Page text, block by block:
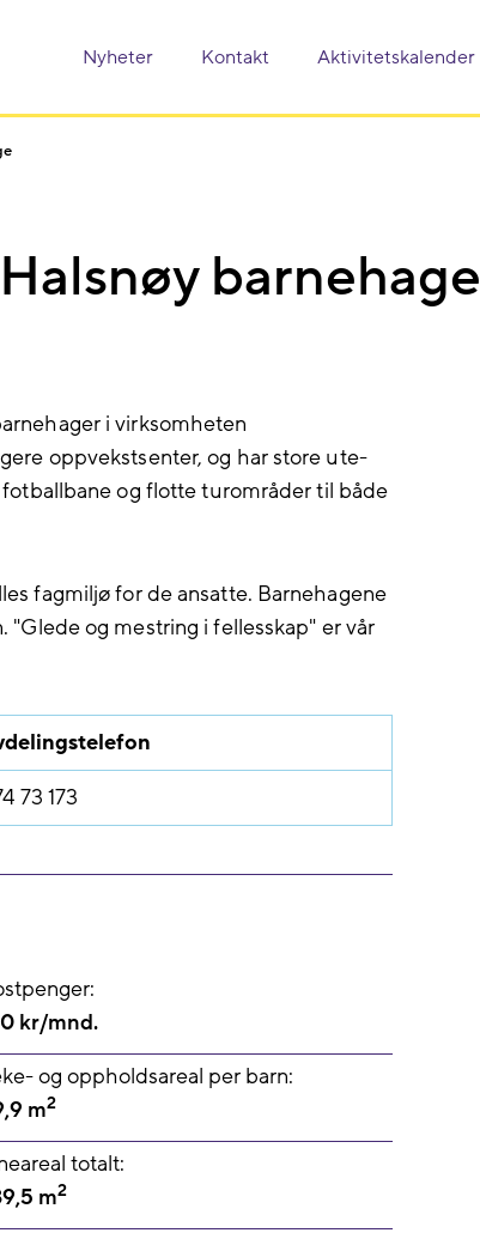
Nyheter Kontakt Aktivitetskalender
Halsnøy barnehage
i virksomheten
oppvekstsenter, og har store ute-
og flotte turområder til både
fagmiljø for de ansatte. Barnehagene
"Glede og mestring i fellesskap" er vår
73 173
kr/mnd.
og oppholdsareal per barn:
m2
totalt:
m2